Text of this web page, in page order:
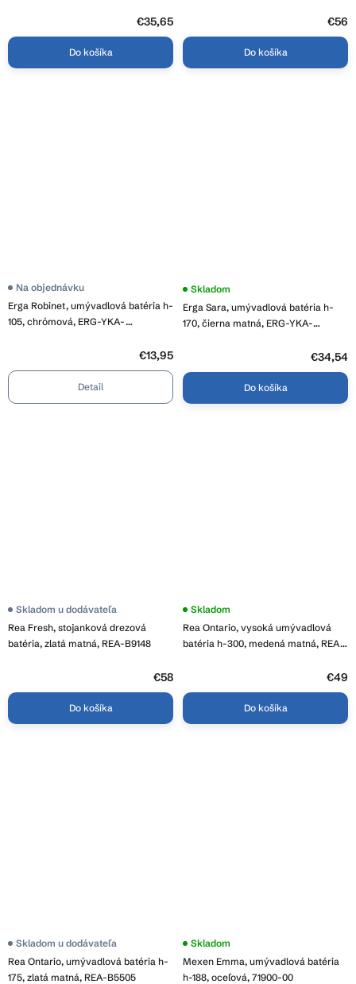
€35,65
Do košíka
€56
Do košíka
Erga Robinet, umývadlová batéria h-
105, chrómová, ERG-YKA-
Na objednávku
€13,95
Detail
Erga Sara, umývadlová batéria h-
170, čierna matná, ERG-YKA-
Skladom
€34,54
Do košíka
Rea Fresh, stojanková drezová
batéria, zlatá matná, REA-B9148
Priemerné
produktu
je
Skladom u dodávateľa
€58
Do košíka
Rea Ontario, vysoká umývadlová
batéria h-300, medená matná, REA-
Priemerné
produktu
je
Skladom
€49
Do košíka
Rea Ontario, umývadlová batéria h-
175, zlatá matná, REA-B5505
Skladom u dodávateľa
Mexen Emma, umývadlová batéria
h-188, oceľová, 71900-00
Priemerné
produktu
je
Skladom